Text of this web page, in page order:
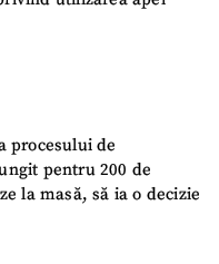
procesului de
pentru 200 de
la masă, să ia o decizie